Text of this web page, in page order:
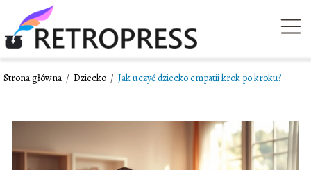
Strona główna / Dziecko / Jak uczyć dziecko empatii krok po kroku?